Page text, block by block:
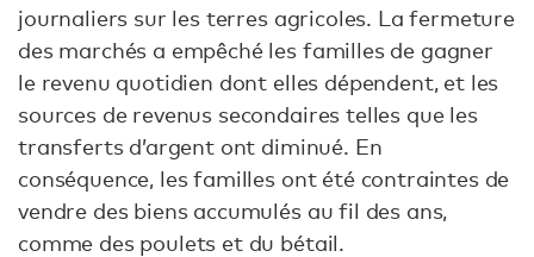
journaliers sur les terres agricoles. La fermeture
des marchés a empêché les familles de gagner
le revenu quotidien dont elles dépendent, et les
sources de revenus secondaires telles que les
transferts d’argent ont diminué. En
conséquence, les familles ont été contraintes de
vendre des biens accumulés au fil des ans,
comme des poulets et du bétail.